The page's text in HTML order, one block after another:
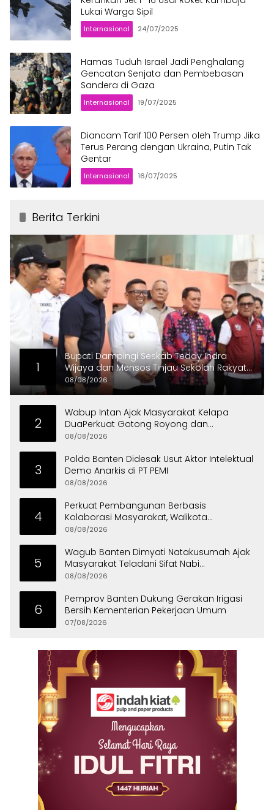
Lukai Warga Sipil
Internasional 24/07/2025
Hamas Tuduh Israel Jadi Penghalang
Gencatan Senjata dan Pembebasan
Sandera di Gaza
Internasional 19/07/2025
Diancam Tarif 100 Persen oleh Trump Jika
Terus Perang dengan Ukraina, Putin Tak
Gentar
Internasional 16/07/2025
Berita Terkini
1
Bupati Dampingi Seskab Teddy Indra
Wijaya dan Mensos Tinjau Sekolah Rakyat
di Curug
08/08/2026
2
Wabup Intan Ajak Masyarakat Kelapa
DuaPerkuat Gotong Royong dan
Persatuan
08/08/2026
3
Polda Banten Didesak Usut Aktor Intelektual
Demo Anarkis di PT PEMI
08/08/2026
4
Perkuat Pembangunan Berbasis
Kolaborasi Masyarakat, Walikota
Tangerang Raih LPM Award 2026
08/08/2026
5
Wagub Banten Dimyati Natakusumah Ajak
Masyarakat Teladani Sifat Nabi
Muhammad
08/08/2026
6
Pemprov Banten Dukung Gerakan Irigasi
Bersih Kementerian Pekerjaan Umum
07/08/2026